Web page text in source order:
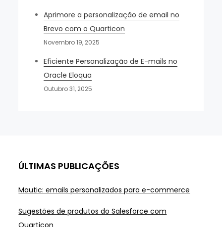
Aprimore a personalização de email no
Brevo com o Quarticon
Novembro 19, 2025
Eficiente Personalização de E-mails no
Oracle Eloqua
Outubro 31, 2025
ÚLTIMAS PUBLICAÇÕES
Mautic: emails personalizados para e-commerce
Sugestões de produtos do Salesforce com